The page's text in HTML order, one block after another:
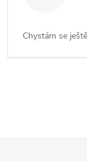
Chystám se